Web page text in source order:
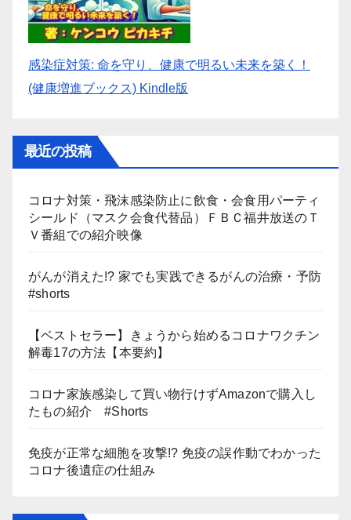
感染症対策: 命を守り、健康で明るい未来を築く！
(健康増進ブックス) Kindle版
最近の投稿
コロナ対策・飛沫感染防止に飲食・会食用パーティ
シールド（マスク会食代替品）ＦＢＣ福井放送のＴ
Ｖ番組での紹介映像
がんが消えた!? 家でも実践できるがんの治療・予防
#shorts
【ベストセラー】きょうから始めるコロナワクチン
解毒17の方法【本要約】
コロナ家族感染して買い物行けずAmazonで購入し
たもの紹介 #Shorts
免疫が正常な細胞を攻撃!? 免疫の誤作動でわかった
コロナ後遺症の仕組み